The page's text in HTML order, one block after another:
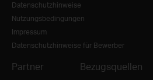
Datenschutzhinweise
Nutzungsbedingungen
Impressum
Datenschutzhinweise für Bewerber
Partner Bezugsquellen